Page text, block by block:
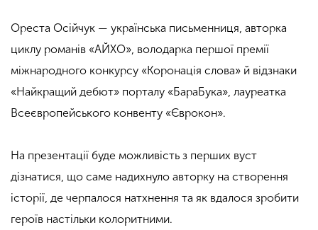
Ореста Осійчук — українська письменниця, авторка
циклу романів «АЙХО», володарка першої премії
міжнародного конкурсу «Коронація cлова» й відзнаки
«Найкращий дебют» порталу «БараБука», лауреатка
Всеєвропейського конвенту «Єврокон».
На презентації буде можливість з перших вуст
дізнатися, що саме надихнуло авторку на створення
історії, де черпалося натхнення та як вдалося зробити
героїв настільки колоритними.